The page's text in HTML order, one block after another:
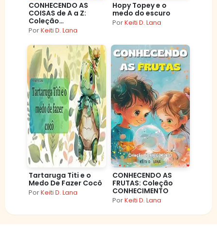
CONHECENDO AS
COISAS de A a Z:
Coleção
CONHECIMENTO
PorKeiti D. Lana
Hopy Topey e o
medo do escuro
PorKeiti D. Lana
Tartaruga Titi e o
Medo De Fazer Cocô
PorKeiti D. Lana
CONHECENDO AS
FRUTAS: Coleção
CONHECIMENTO
PorKeiti D. Lana